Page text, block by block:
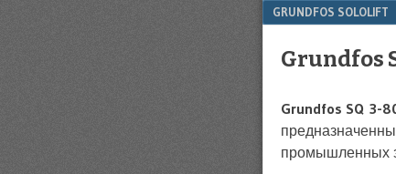
GRUNDFOS SOLOLIFT
Grundfos
Grundfos SQ 3-
промышленных